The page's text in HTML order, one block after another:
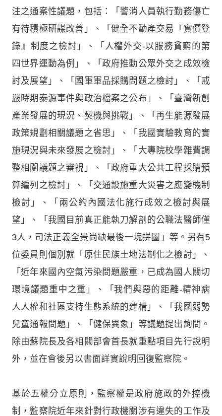
注之通案性議題，包括：「警消人員執行勤務傷亡
有待積極研謀改善」、「健全不動產交易『實價登
錄』制度之檢討」、「人權外交-以服務貧窮的第
四世界運動為例」、「政府推動公眾外交之成效檢
討及展望」、「國軍軍品採購問題之檢討」、「戒
嚴時期泰源事件與政治檔案之公布」、「臺灣新創
產業發展的現況、契機與挑戰」、「再生能源發展
政策規劃相關議題之省思」、「我國實驗教育的實
施現況與未來發展之檢討」、「大專院校學雜費調
整相關議題之審視」、「政府重大公共工程採購預
算編列之檢討」、「交通設施重大災害之應變機制
檢討」、「兩公約內國法化施行成效之檢討與展
望」、「我國目前真正能執刀解剖的公職法醫師僅
3人，司法正義全景尚缺最後一塊拼圖」等。另有5
位委員則個別就「原住民族土地法制化之檢討」、
「近年來國內空氣污染問題嚴重，已成為國人關切
環境議題重中之重」、「我們與惡的距離-精神病
人人權和社區支持生態系統的建構」、「我國弱勢
兒童通報問題」、「健保異象」等議題提出詢問。
除由蘇院長及各相關部會首長就重點項目先行說明
外，並在會後另以書面詳實說明回復監察院。
基於五權分立原則，監察權是政府施政的外控機
制，監察院近年來針對行政機關涉有違失的工作及